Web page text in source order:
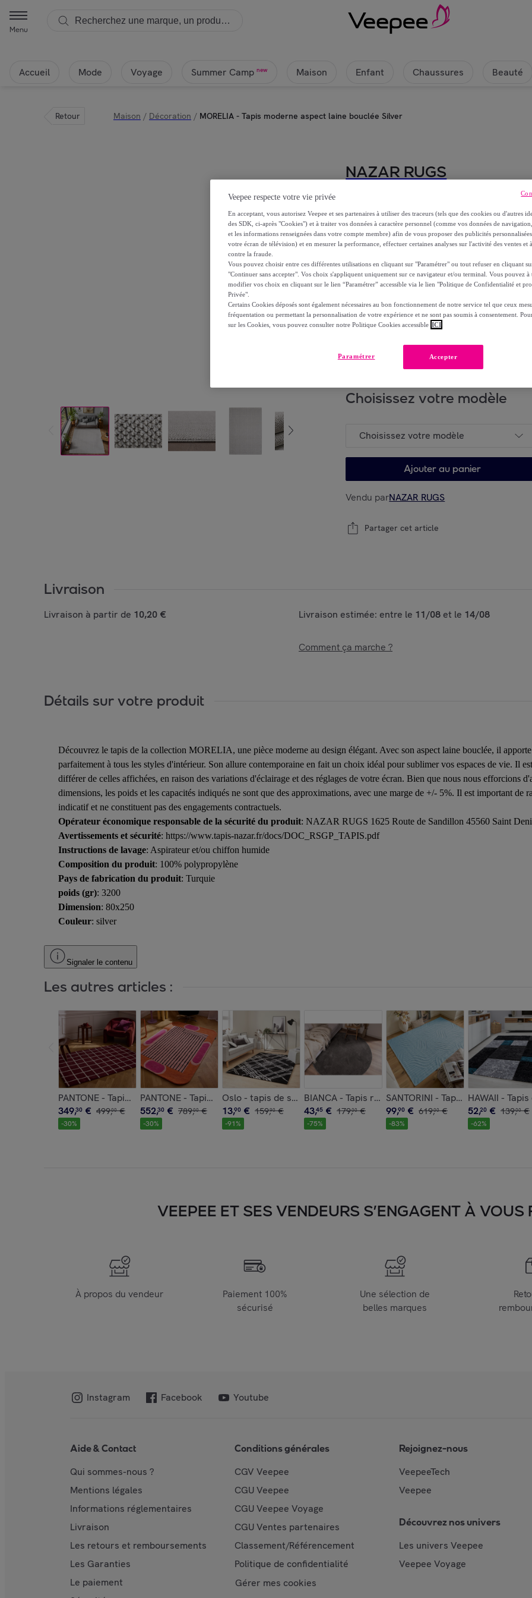
Menu
Accueil Mode Voyage Summer Camp new Maison Enfant Chaussures Beauté
Retour Maison / Décoration / MORELIA - Tapis moderne aspect laine bouclée Silver
NAZAR RUGS
MORELIA - Tapis moderne
À partir de
24,90 €
59,00 €
-57%
dontéco-part.: 0,08 €
Choisissez votre modèle
Choisissez votre modèle
Ajouter au panier
Vendu parNAZAR RUGS
Partager cet article
Livraison
Livraison à partir de 10,20 € Livraison estimée: entre le 11/08 et le 14/08
Comment ça marche ?
Détails sur votre produit
Découvrez le tapis de la collection MORELIA, une pièce moderne au design élégant. Avec son aspect laine bouclée, il
parfaitement à tous les styles d'intérieur. Son allure contemporaine en fait un choix idéal pour sublimer vos espaces de vie. Il
différer de celles affichées, en raison des variations d'éclairage et des réglages de votre écran. Bien que nous nous efforcions
dimensions, les poids et les capacités indiqués ne sont que des approximations, avec une marge de +/- 5%. Il est important de
indicatif et ne constituent pas des engagements contractuels.
Opérateur économique responsable de la sécurité du produit: NAZAR RUGS 1625 Route de Sandillon 45560 Saint
Avertissements et sécurité: https://www.tapis-nazar.fr/docs/DOC_RSGP_TAPIS.pdf
Instructions de lavage: Aspirateur et/ou chiffon humide
Composition du produit: 100% polypropylène
Pays de fabrication du produit: Turquie
poids (gr): 3200
Dimension: 80x250
Couleur: silver
Signaler le contenu
Les autres articles :
PANTONE - Tapis en laine fait main Rouge D'ORAGE à carreaux bordeaux
349,30 € 499,00 €
-30%
PANTONE - Tapis en laine fait main NUAGE SUCRE à motif géométrique orange
552,30 € 789,00 €
-30%
Oslo - tapis de salon moderne à poils longs linéaires noir
13,90 € 159,90 €
-91%
BIANCA - Tapis rond à motif graphique en relief - Gris
43,45 € 179,00 €
-75%
SANTORINI - Tapis d'intérieur/
99,90 € 619,00 €
-83%
HAWAII -
52,20 € 139,00 €
-62%
VEEPEE ET SES VENDEURS S’ENGAGENT À VOUS
À propos du vendeur
Paiement 100%
sécurisé
Une sélection de
belles marques
Instagram Facebook Youtube
Aide & Contact
Qui sommes-nous ?
Mentions légales
Informations réglementaires
Livraison
Les retours et remboursements
Les Garanties
Le paiement
Conditions générales
CGV Veepee
CGU Veepee
CGU Veepee Voyage
CGU Ventes partenaires
Classement/Référencement
Politique de confidentialité
Gérer mes cookies
Rejoignez-nous
VeepeeTech
Veepee
Découvrez nos univers
Les univers Veepee
Veepee Voyage
Veepee respecte votre vie privée
En acceptant, vous autorisez Veepee et ses partenaires à utiliser des traceurs (tels que des cookies ou d'autres
des SDK, ci-après "Cookies") et à traiter vos données à caractère personnel (comme vos données de
et les informations renseignées dans votre compte membre) afin de vous proposer des publicités
votre écran de télévision) et en mesurer la performance, effectuer certaines analyses sur l'activité des ventes et
contre la fraude.
Vous pouvez choisir entre ces différentes utilisations en cliquant sur "Paramétrer" ou tout refuser en cliquant
"Continuer sans accepter". Vos choix s'appliquent uniquement sur ce navigateur et/ou terminal. Vous pouvez
modifier vos choix en cliquant sur le lien “Paramétrer” accessible via le lien "Politique de Confidentialité et
Privée".
Certains Cookies déposés sont également nécessaires au bon fonctionnement de notre service tel que ceux
fréquentation ou permettant la personnalisation de votre expérience et ne sont pas soumis à consentement.
sur les Cookies, vous pouvez consulter notre Politique Cookies accessible ICI
Accepter
Paramétrer